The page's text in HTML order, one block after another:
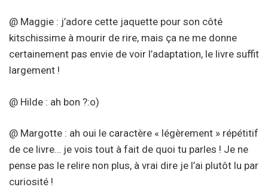
@ Maggie : j’adore cette jaquette pour son côté
kitschissime à mourir de rire, mais ça ne me donne
certainement pas envie de voir l’adaptation, le livre suffit
largement !
@ Hilde : ah bon ?:o)
@ Margotte : ah oui le caractère « légèrement » répétitif
de ce livre… je vois tout à fait de quoi tu parles ! Je ne
pense pas le relire non plus, à vrai dire je l’ai plutôt lu par
curiosité !